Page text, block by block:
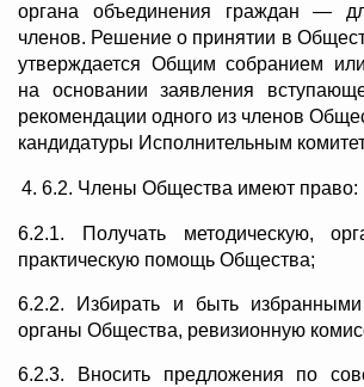
органа объединения граждан —
членов. Решение о принятии в
утверждается Общим собранием
на основании заявления
рекомендации одного из членов
кандидатуры Исполнительным
6.2. Члены Общества имеют право:
6.2.1. Получать методическую,
практическую помощь Общества;
6.2.2. Избирать и быть
органы Общества, ревизионную
6.2.3. Вносить предложения по